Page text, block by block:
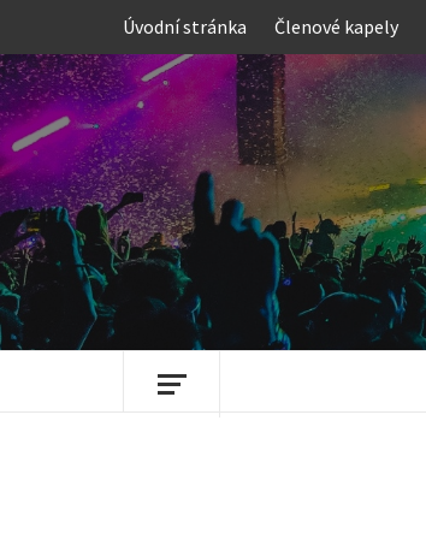
content
Úvodní stránka Členové kapely